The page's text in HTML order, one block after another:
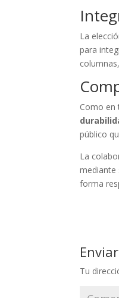
La
para
Como en
público
La
mediante
forma
Tu